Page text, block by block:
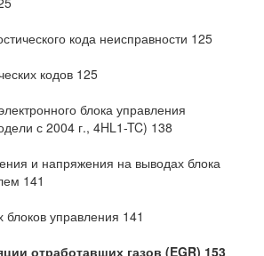
кода неисправности 125
кодов 125
блока управления
с 2004 г., 4HL1-TC) 138
и напряжения на выводах блока
141
управления 141
отработавших газов (EGR) 153